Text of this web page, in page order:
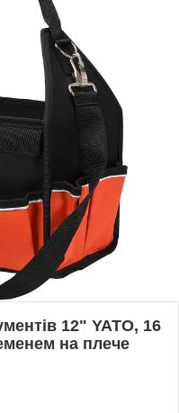
12" YATO, 16
на плече